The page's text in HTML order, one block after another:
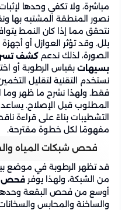
مباشرة، ولا تكفي وحدها
نصور المنطقة المشتبه بها
نتحقق مما إذا كان النمط
بلل. وقد تؤثر العوازل أو
الصورة، لذلك ندعم كشف
بسيهات بقياس الرطوبة أو
نستخدم التقنية لتقليل
فقط. ولهذا نشرح ما ظهر وما
المطلوب قبل الإصلاح.
التشطيبات بناءً على قراءة
مفهومًا لكل خطوة مقترحة.
فحص شبكات المياه
قد تظهر الرطوبة في موضع
من الشبكة، ولهذا يوفر فحص
أوسع من فحص البقعة وحدها.
والساخنة والمحابس